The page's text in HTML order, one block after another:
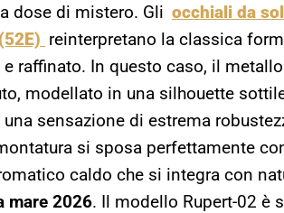
dose di mistero. Gli occhiali da
reinterpretano la classica
raffinato. In questo caso, il
modellato in una silhouette
sensazione di estrema
si sposa perfettamente
caldo che si integra con
mare 2026. Il modello Rupert-02 è